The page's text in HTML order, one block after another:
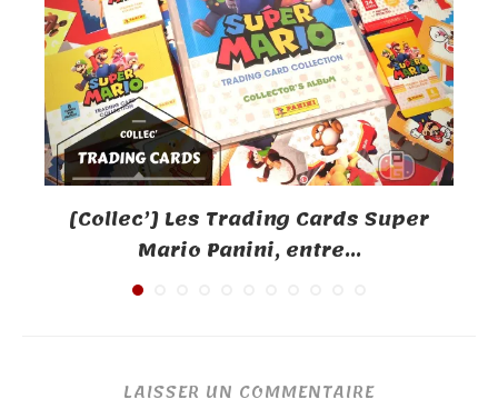
[Collec’] Les Trading Cards Super
Mario Panini, entre...
LAISSER UN COMMENTAIRE